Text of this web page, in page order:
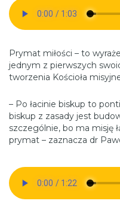
Prymat miłości – to
jednym z pierwszych
tworzenia Kościoła
– Po łacinie biskup to
biskup z zasady jest
szczególnie, bo ma misję
prymat – zaznacza dr